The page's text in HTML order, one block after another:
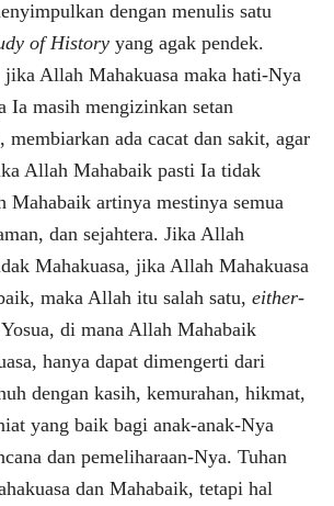
dengan menulis satu
of Historyyang agak pendek.
jika Allah Mahakuasa maka hati-Nya
Ia masih mengizinkan setan
membiarkan ada cacat dan sakit, agar
Allah Mahabaik pasti Ia tidak
Mahabaik artinya mestinya semua
dan sejahtera. Jika Allah
Mahakuasa, jika Allah Mahakuasa
maka Allah itu salah satu, either-
di mana Allah Mahabaik
hanya dapat dimengerti dari
dengan kasih, kemurahan, hikmat,
yang baik bagi anak-anak-Nya
dan pemeliharaan-Nya. Tuhan
dan Mahabaik, tetapi hal